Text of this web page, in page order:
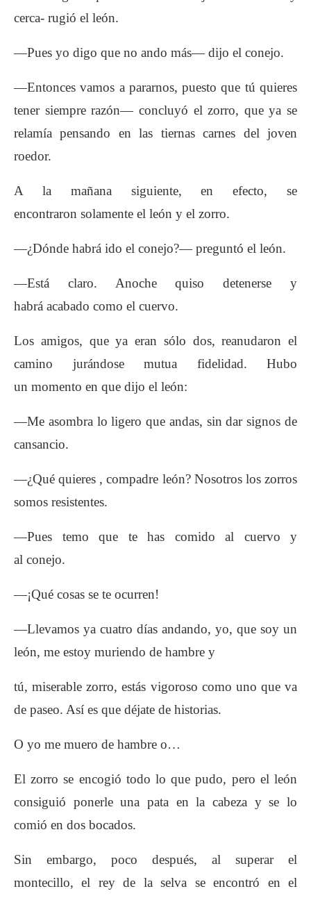
cerca- rugió el león.
—Pues yo digo que no ando más— dijo el conejo.
—Entonces vamos a pararnos, puesto que tú quieres
tener siempre razón— concluyó el zorro, que ya se
relamía pensando en las tiernascarnes del joven
roedor.
A la mañana siguiente, en efecto, se
encontraron solamente el león y el zorro.
—¿Dónde habrá ido el conejo?— preguntó el león.
—Está claro. Anoche quiso detenerse y
habrá acabado como el cuervo.
Los amigos, que ya eran sólo dos, reanudaron el
camino jurándose mutua fidelidad. Hubo
un momento en que dijo el león:
—Me asombra lo ligero que andas, sin dar signos de
cansancio.
—¿Qué quieres , compadre león? Nosotros los zorros
somos resistentes.
—Pues temo que te has comido al cuervo y
al conejo.
—¡Qué cosas se te ocurren!
—Llevamos ya cuatro días andando, yo, que soy un
león, me estoy muriendo de hambre y
tú, miserable zorro, estás vigoroso como uno que va
de paseo. Así es que déjate de historias.
O yo me muero de hambre o…
El zorro se encogió todo lo que pudo, pero el león
consiguió ponerle una pata en la cabeza yse lo
comió en dos bocados.
Sin embargo, poco después, al superar el
montecillo,el rey de la selva se encontró en el